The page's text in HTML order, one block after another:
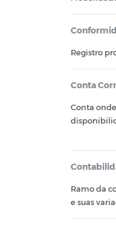
Registro
Conta
Conta
Ramo da
e suas